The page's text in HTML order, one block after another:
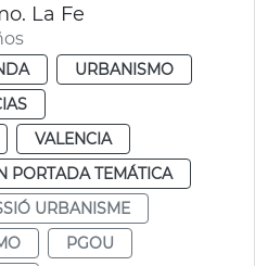
La Fe
URBANISMO
VALENCIA
PORTADA TEMÁTICA
URBANISME
PGOU